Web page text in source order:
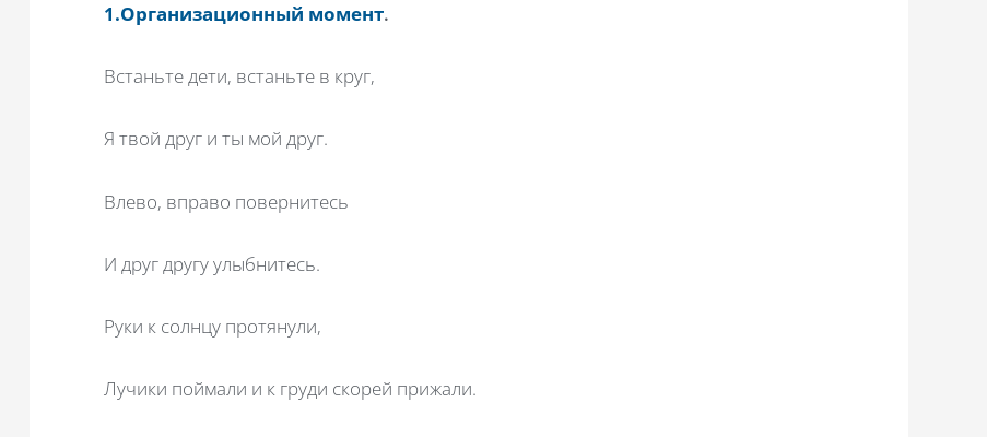
1.Организационный момент.
Встаньте дети, встаньте в круг,
Я твой друг и ты мой друг.
Влево, вправо повернитесь
И друг другу улыбнитесь.
Руки к солнцу протянули,
Лучики поймали и к груди скорей прижали.